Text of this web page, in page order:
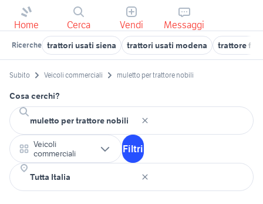
Home Cerca Vendi Messaggi
Ricerche trattori usati siena trattori usati modena trattore fiat
Subito Veicoli commerciali muletto per trattore nobili
Cosa cerchi?
Veicoli
commerciali
Filtri